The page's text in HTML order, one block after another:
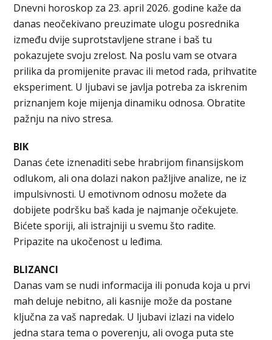
Dnevni horoskop za 23. april 2026. godine kaže da
danas neočekivano preuzimate ulogu posrednika
između dvije suprotstavljene strane i baš tu
pokazujete svoju zrelost. Na poslu vam se otvara
prilika da promijenite pravac ili metod rada, prihvatite
eksperiment. U ljubavi se javlja potreba za iskrenim
priznanjem koje mijenja dinamiku odnosa. Obratite
pažnju na nivo stresa.
BIK
Danas ćete iznenaditi sebe hrabrijom finansijskom
odlukom, ali ona dolazi nakon pažljive analize, ne iz
impulsivnosti. U emotivnom odnosu možete da
dobijete podršku baš kada je najmanje očekujete.
Bićete sporiji, ali istrajniji u svemu što radite.
Pripazite na ukočenost u leđima.
BLIZANCI
Danas vam se nudi informacija ili ponuda koja u prvi
mah deluje nebitno, ali kasnije može da postane
ključna za vaš napredak. U ljubavi izlazi na videlo
jedna stara tema o poverenju, ali ovoga puta ste